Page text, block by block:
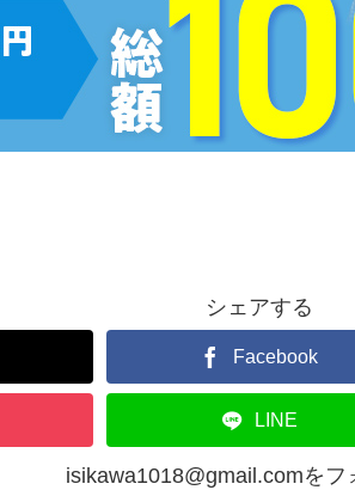
シェアする
Facebook
LINE
isikawa1018@gmail.comをフ